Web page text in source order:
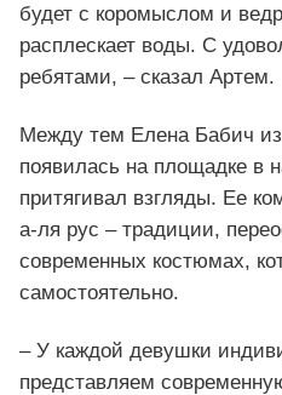
будет с коромыслом и
расплескает воды. С
ребятами, – сказал Артем.
Между тем Елена Бабич
появилась на площадке в
притягивал взгляды. Ее
а-ля рус – традиции,
современных костюмах,
самостоятельно.
– У каждой девушки
представляем